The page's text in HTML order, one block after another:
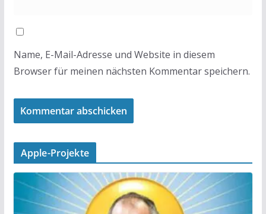
Name, E-Mail-Adresse und Website in diesem
Browser für meinen nächsten Kommentar speichern.
Apple-Projekte